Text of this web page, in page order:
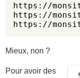
https://
https://
Mieux, non ?
Pour avoir des